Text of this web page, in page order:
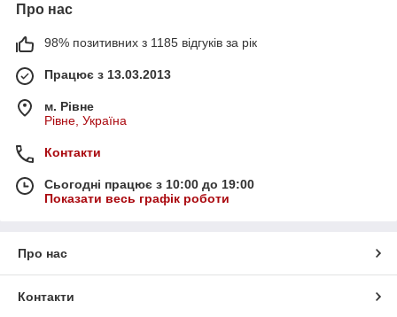
Про нас
98% позитивних з 1185 відгуків за рік
Працює з 13.03.2013
м. Рівне
Рівне, Україна
Контакти
Сьогодні працює з 10:00 до 19:00
Показати весь графік роботи
Про нас
Контакти